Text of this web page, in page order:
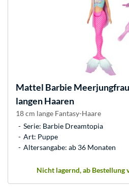
Mattel Barbie
langen Haaren
18 cm lange Fantasy-Haare
Serie: Barbie Dreamtopia
Art: Puppe
Altersangabe: ab 36 Monaten
Nicht lagernd, ab